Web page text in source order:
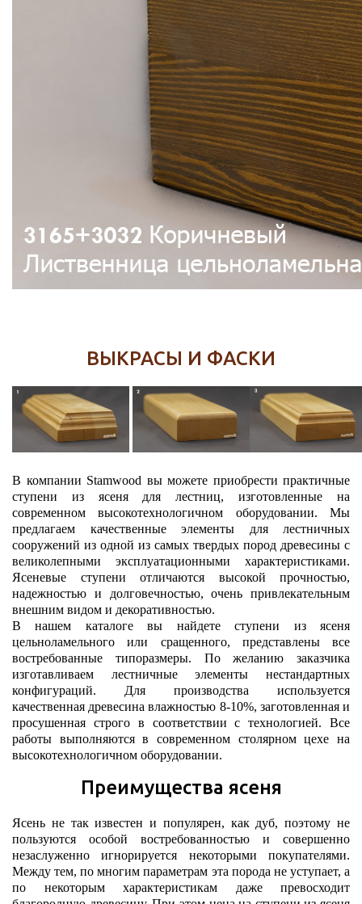
ВЫКРАСЫ И ФАСКИ
В компании Stamwood вы можете приобрести практичные
ступени из ясеня для лестниц, изготовленные на
современном высокотехнологичном оборудовании. Мы
предлагаем качественные элементы для лестничных
сооружений из одной из самых твердых пород древесины с
великолепными эксплуатационными характеристиками.
Ясеневые ступени отличаются высокой прочностью,
надежностью и долговечностью, очень привлекательным
внешним видом и декоративностью.
В нашем каталоге вы найдете ступени из ясеня
цельноламельного или сращенного, представлены все
востребованные типоразмеры. По желанию заказчика
изготавливаем лестничные элементы нестандартных
конфигураций. Для производства используется
качественная древесина влажностью 8-10%, заготовленная и
просушенная строго в соответствии с технологией. Все
работы выполняются в современном столярном цехе на
высокотехнологичном оборудовании.
Преимущества ясеня
Ясень не так известен и популярен, как дуб, поэтому не
пользуются особой востребованностью и совершенно
незаслуженно игнорируется некоторыми покупателями.
Между тем, по многим параметрам эта порода не уступает, а
по некоторым характеристикам даже превосходит